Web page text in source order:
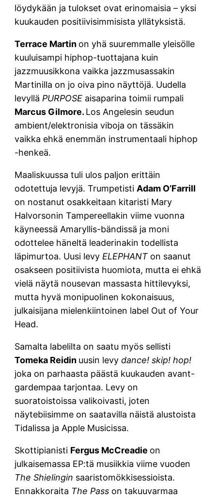
löydykään ja tulokset ovat erinomaisia – yksi
kuukauden positiivisimmisista yllätyksistä.
Terrace Martin on yhä suuremmalle yleisölle
kuuluisampi hiphop-tuottajana kuin
jazzmuusikkona vaikka jazzmusassakin
Martinilla on jo oiva pino näyttöjä. Uudella
levyllä PURPOSE aisaparina toimii rumpali
Marcus Gilmore. Los Angelesin seudun
ambient/elektronisia viboja on tässäkin
vaikka ehkä enemmän instrumentaali hiphop
-henkeä.
Maaliskuussa tuli ulos paljon erittäin
odotettuja levyjä. Trumpetisti Adam O’Farrill
on nostanut osakkeitaan kitaristi Mary
Halvorsonin Tampereellakin viime vuonna
käyneessä Amaryllis-bändissä ja moni
odottelee häneltä leaderinakin todellista
läpimurtoa. Uusi levy ELEPHANT on saanut
osakseen positiivista huomiota, mutta ei ehkä
vielä näytä nousevan massasta hittilevyksi,
mutta hyvä monipuolinen kokonaisuus,
julkaisijana mielenkiintoinen label Out of Your
Head.
Samalta labelilta on saatu myös sellisti
Tomeka Reidin uusin levydance! skip! hop!
joka on parhaasta päästä kuukauden avant-
gardempaa tarjontaa. Levy on
suoratoistoissa valikoivasti, joten
näytebiisimme on saatavilla näistä alustoista
Tidalissa ja Apple Musicissa.
Skottipianisti Fergus McCreadie on
julkaisemassa EP:tä musiikkia viime vuoden
The Shielingin saaristomökkisessioista.
Ennakkoraita The Pass on takuuvarmaa